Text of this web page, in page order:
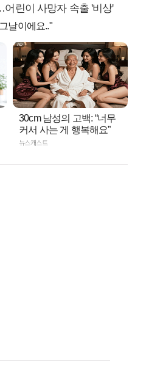
린이 사망자 속출 '비상'
날이에요.."
30cm 남성의 고백: “너무
커서 사는 게 행복해요”
뉴스캐스트